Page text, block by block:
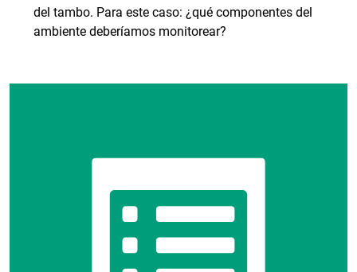
del tambo. Para este caso: ¿qué componentes del
ambiente deberíamos monitorear?